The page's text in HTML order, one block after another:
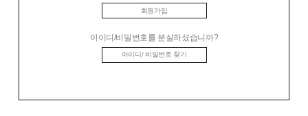
회원가입
아이디/비밀번호를 분실하셨습니까?
아이디/ 비밀번호 찾기